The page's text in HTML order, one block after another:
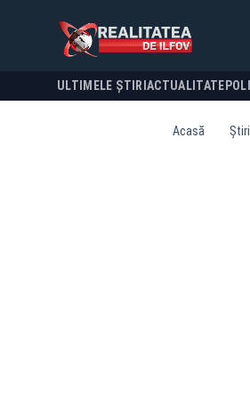
ULTIMELE ȘTIRI ACTUALITATE
Acasă Știri